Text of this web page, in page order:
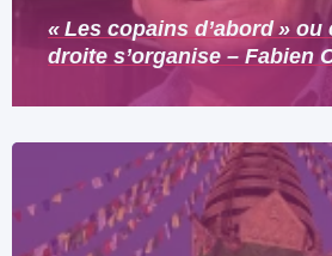
« Les copains d’abord » ou
droite s’organise – Fabien